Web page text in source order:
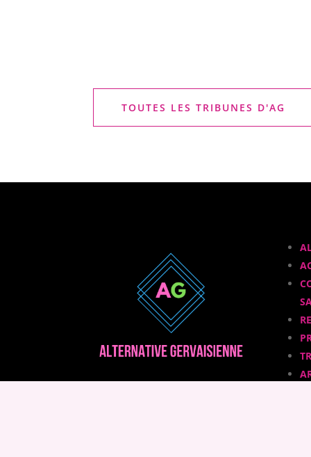
TOUTES LES TRIBUNES D'AG